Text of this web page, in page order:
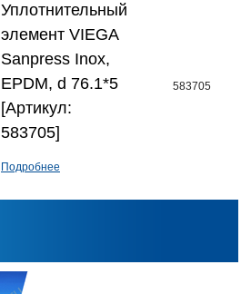
Уплотнительный
элемент VIEGA
Sanpress Inox,
EPDM, d 76.1*5
[Артикул:
583705]
Подробнее
583705